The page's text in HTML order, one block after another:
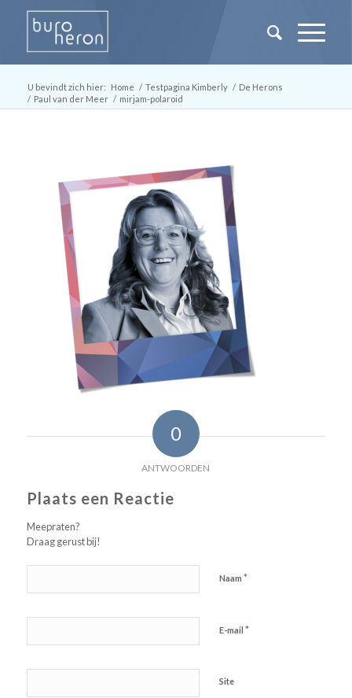
U bevindt zich hier: Home / Testpagina Kimberly / De Herons
/ Paul van der Meer / mirjam-polaroid
0
ANTWOORDEN
Plaats een Reactie
Meepraten?
Draag gerust bij!
Naam *
E-mail *
Site